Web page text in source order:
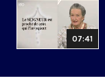
07:41